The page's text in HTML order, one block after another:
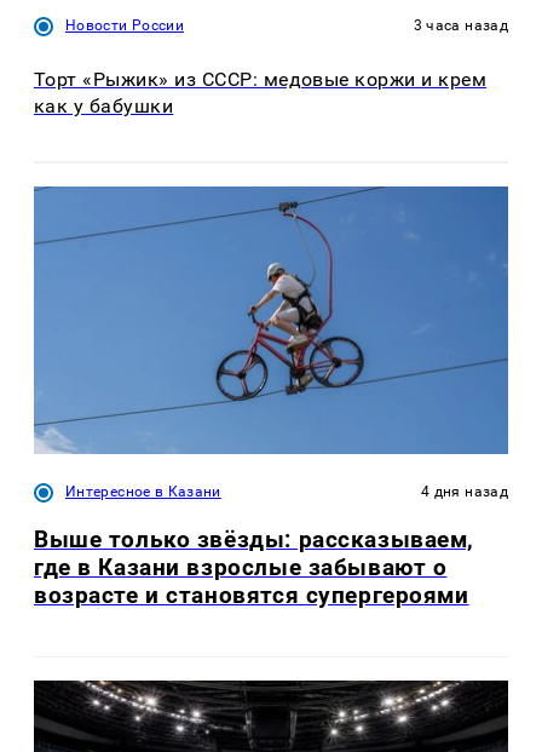
Новости России 3 часа назад
Торт «Рыжик» из СССР: медовые коржи и крем
как у бабушки
Интересное в Казани 4 дня назад
Выше только звёзды: рассказываем,
где в Казани взрослые забывают о
возрасте и становятся супергероями